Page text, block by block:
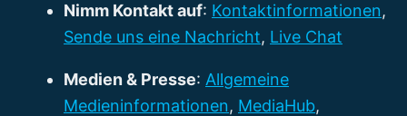
Nimm Kontakt auf: Kontaktinformationen,
Sende uns eine Nachricht, Live Chat
Medien & Presse: Allgemeine
Medieninformationen, MediaHub,